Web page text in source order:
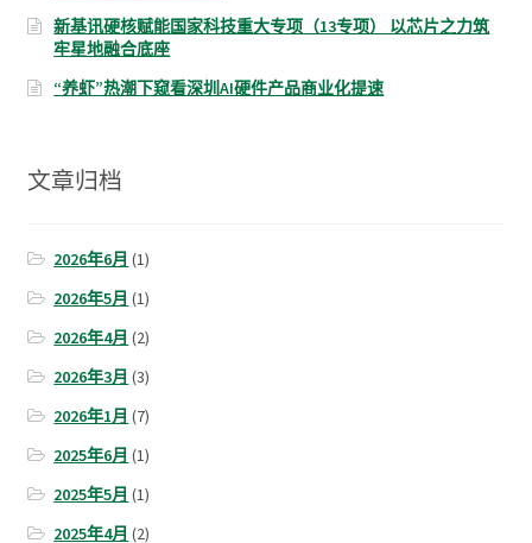
新基讯硬核赋能国家科技重大专项（13专项） 以芯片之力筑
牢星地融合底座
“养虾”热潮下窥看深圳AI硬件产品商业化提速
文章归档
2026年6月 (1)
2026年5月 (1)
2026年4月 (2)
2026年3月 (3)
2026年1月 (7)
2025年6月 (1)
2025年5月 (1)
2025年4月 (2)